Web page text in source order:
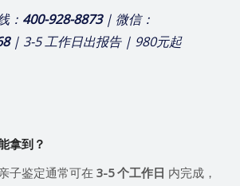
： 400-928-8873| 微信：
| 3-5 工作日出报告 | 980元起
拿到？
子鉴定通常可在 3-5 个工作日 内完成，